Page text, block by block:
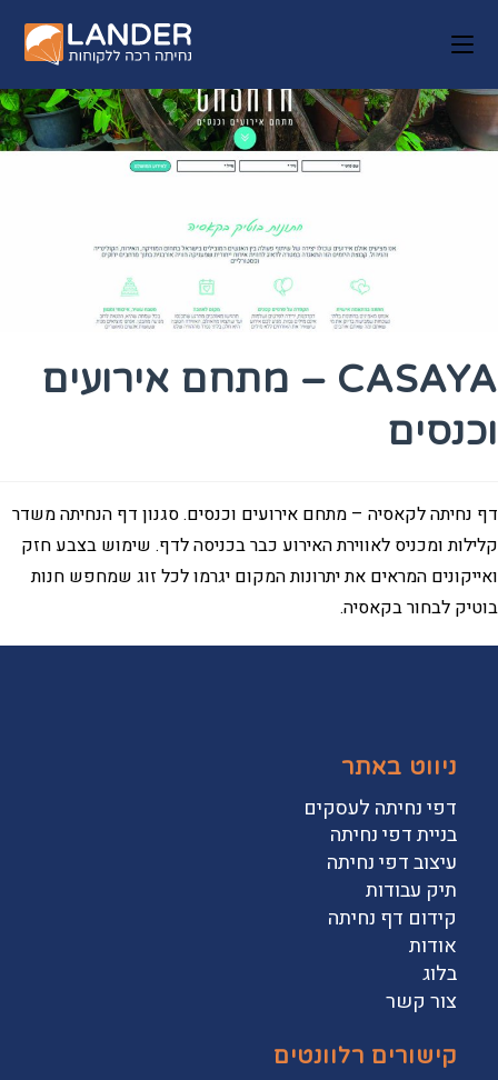
CASAYA – מתחם אירועים
וכנסים
דף נחיתה לקאסיה – מתחם אירועים וכנסים. סגנון דף הנחיתה משדר
קלילות ומכניס לאווירת האירוע כבר בכניסה לדף. שימוש בצבע חזק
ואייקונים המראים את יתרונות המקום יגרמו לכל זוג שמחפש חנות
בוטיק לבחור בקאסיה.
ניווט באתר
דפי נחיתה לעסקים
בניית דפי נחיתה
עיצוב דפי נחיתה
תיק עבודות
קידום דף נחיתה
אודות
בלוג
צור קשר
קישורים רלוונטים